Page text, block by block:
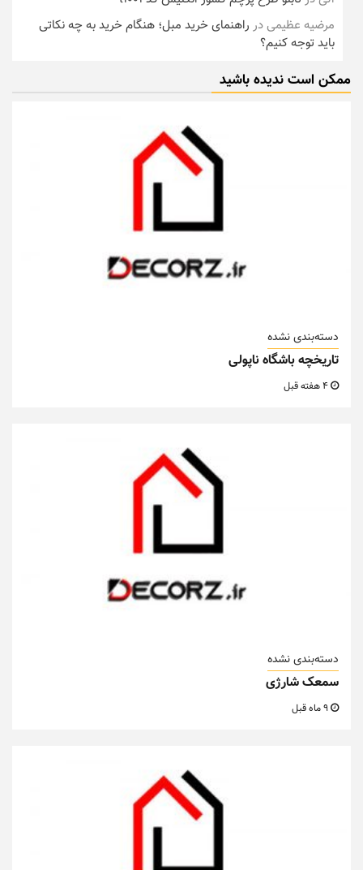
مرضیه عظیمیدر راهنمای خرید مبل؛ هنگام خرید به چه نکاتی
باید توجه کنیم؟
ممکن است ندیده باشید
دسته‌بندی نشده
تاریخچه باشگاه ناپولی
دسته‌بندی نشده
سمعک شارژی